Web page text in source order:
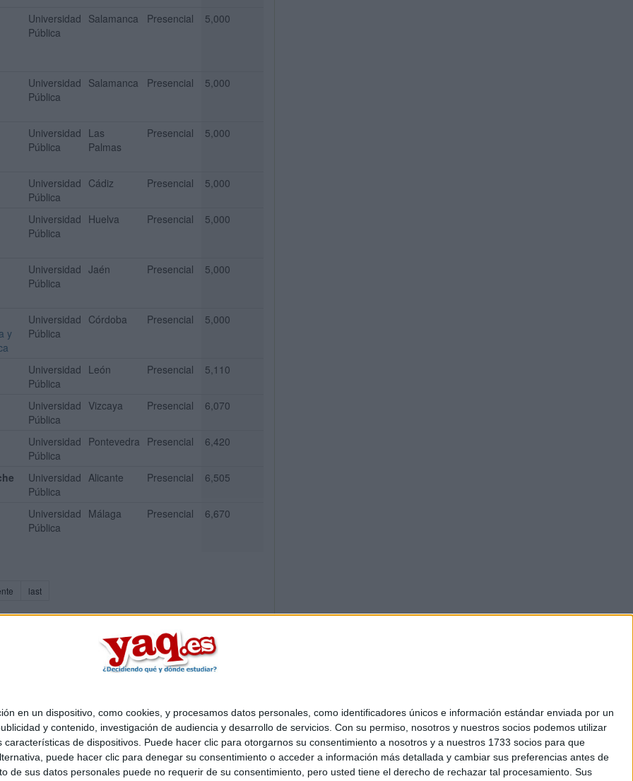
en un dispositivo, como cookies, y procesamos datos personales, como identificadores únicos e información estándar enviada por un
y contenido, investigación de audiencia y desarrollo de servicios. Con su permiso, nosotros y nuestros socios podemos utilizar
de dispositivos. Puede hacer clic para otorgarnos su consentimiento a nosotros y a nuestros 1733 socios para que
puede hacer clic para denegar su consentimiento o acceder a información más detallada y cambiar sus preferencias antes de
de sus datos personales puede no requerir de su consentimiento, pero usted tiene el derecho de rechazar tal procesamiento. Sus
Universidad
Pública
Salamanca Presencial 5,000
Universidad
Pública
Salamanca Presencial 5,000
Universidad
Pública
Las
Palmas
Presencial 5,000
Universidad
Pública
Cádiz Presencial 5,000
Universidad
Pública
Huelva Presencial 5,000
Universidad
Pública
Jaén Presencial 5,000
y
Universidad
Pública
Córdoba Presencial 5,000
Universidad
Pública
León Presencial 5,110
Universidad
Pública
Vizcaya Presencial 6,070
Universidad
Pública
Pontevedra Presencial 6,420
Universidad
Pública
Alicante Presencial 6,505
Universidad
Pública
Málaga Presencial 6,670
last
Quiénes somos|Contactar|Anúnciate
legal|Politica de privacidad|Condiciones generales|Política de cookies
Mediterráneo S.L.- Diego de León 47 - 28006 Madrid [ESPAÑA] - Tel. +34 91 593 2767